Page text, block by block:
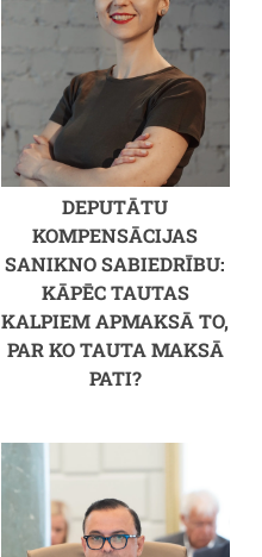
DEPUTĀTU
KOMPENSĀCIJAS
SANIKNO SABIEDRĪBU:
KĀPĒC TAUTAS
KALPIEM APMAKSĀ TO,
PAR KO TAUTA MAKSĀ
PATI?